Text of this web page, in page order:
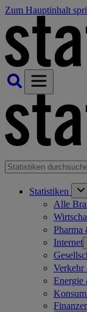
Zum Hauptinhalt
Statistiken
Alle
Pharma
Internet